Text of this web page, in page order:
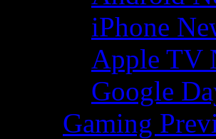
iPhone
Apple TV
Google
Gaming